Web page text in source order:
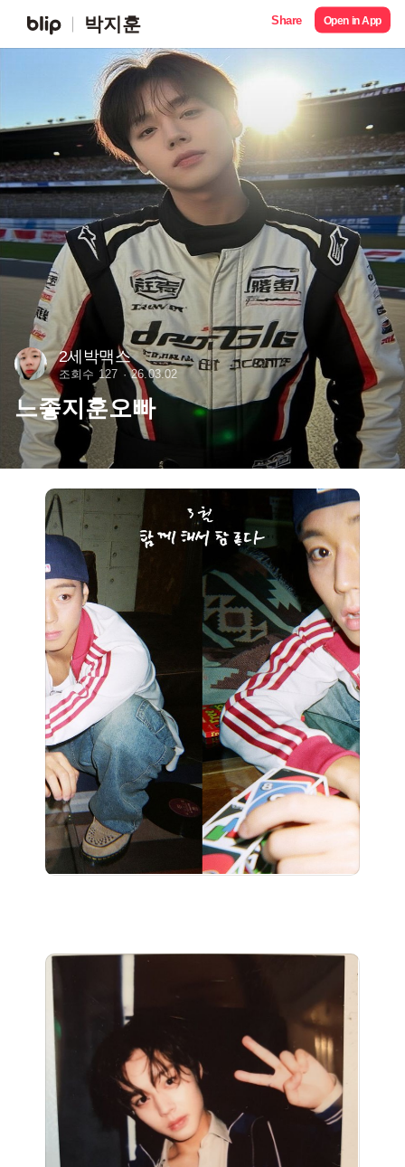
박지훈 Share Open in App
2세박맥스
조회수 127 26.03.02
느좋지훈오빠